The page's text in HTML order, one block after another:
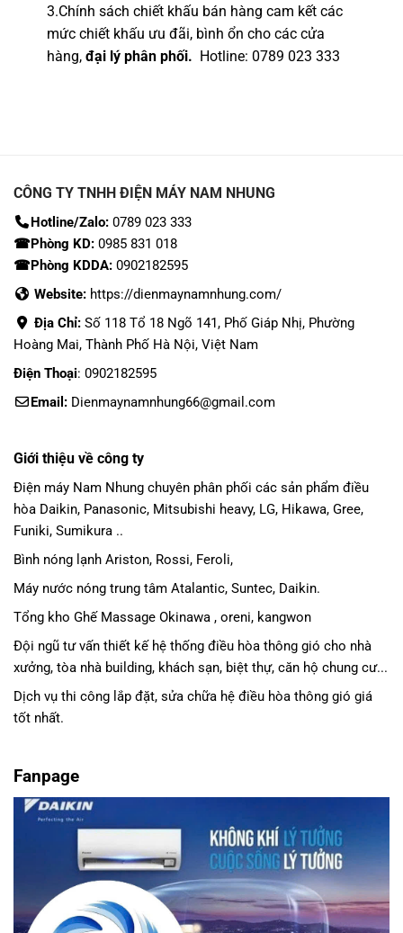
3.Chính sách chiết khấu bán hàng cam kết các
mức chiết khấu ưu đãi, bình ổn cho các cửa
hàng, đại lý phân phối. Hotline: 0789 023 333
CÔNG TY TNHH ĐIỆN MÁY NAM NHUNG
Hotline/Zalo:0789 023 333
☎Phòng KD: 0985 831 018
☎Phòng KDDA: 0902182595
Website: https://dienmaynamnhung.com/
Địa Chỉ: Số 118 Tổ 18 Ngõ 141, Phố Giáp Nhị, Phường
Hoàng Mai, Thành Phố Hà Nội, Việt Nam
Điện Thoại: 0902182595
Email: Dienmaynamnhung66@gmail.com
Giới thiệu về công ty
Điện máy Nam Nhung chuyên phân phối các sản phẩm điều
hòa Daikin, Panasonic, Mitsubishi heavy, LG, Hikawa, Gree,
Funiki, Sumikura ..
Bình nóng lạnh Ariston, Rossi, Feroli,
Máy nước nóng trung tâm Atalantic, Suntec, Daikin.
Tổng kho Ghế Massage Okinawa , oreni, kangwon
Đội ngũ tư vấn thiết kế hệ thống điều hòa thông gió cho nhà
xưởng, tòa nhà building, khách sạn, biệt thự, căn hộ chung cư...
Dịch vụ thi công lắp đặt, sửa chữa hệ điều hòa thông gió giá
tốt nhất.
Fanpage